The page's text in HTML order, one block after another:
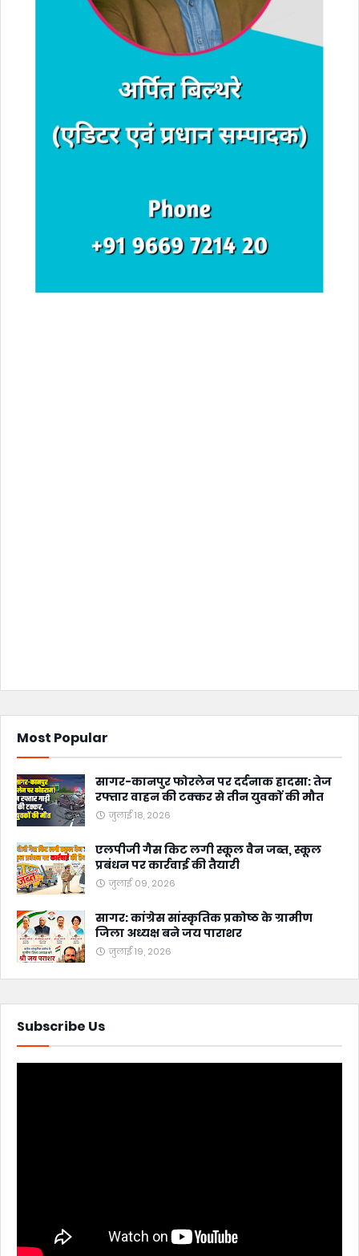
Most Popular
सागर-कानपुर फोरलेन पर दर्दनाक हादसा: तेज
रफ्तार वाहन की टक्कर से तीन युवकों की मौत
जुलाई 18, 2026
एलपीजी गैस किट लगी स्कूल वैन जब्त, स्कूल
प्रबंधन पर कार्रवाई की तैयारी
जुलाई 09, 2026
सागर: कांग्रेस सांस्कृतिक प्रकोष्ठ के ग्रामीण
जिला अध्यक्ष बने जय पाराशर
जुलाई 19, 2026
Subscribe Us